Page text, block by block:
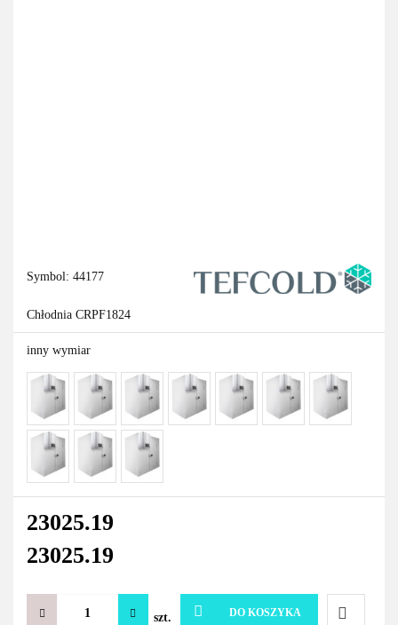
Symbol: 44177
Chłodnia CRPF1824
inny wymiar
23025.19
23025.19
szt. DO KOSZYKA